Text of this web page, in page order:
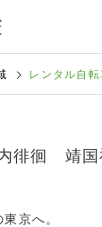
レンタル自転車で
徘徊 靖国
京へ。